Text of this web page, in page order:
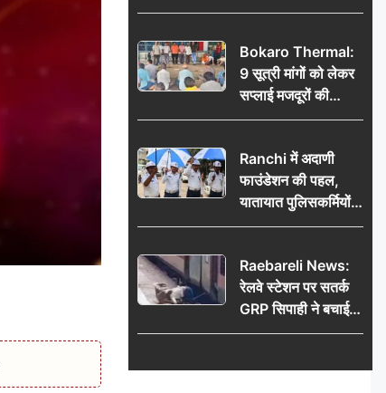
बोले- जांच नहीं तो
Bokaro Thermal:
9 सूत्री मांगों को लेकर
सप्लाई मजदूरों की
हुंकार, 12 अगस्त के
Ranchi में अदाणी
फाउंडेशन की पहल,
यातायात पुलिसकर्मियों
को वितरित किए गए छाते
Raebareli News:
रेलवे स्टेशन पर सतर्क
GRP सिपाही ने बचाई
महिला की जान, चलती
हादसा टला; घटना